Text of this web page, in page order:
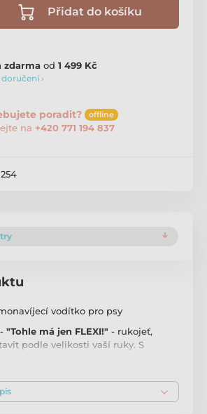
Přidat do košíku
zdarma od 1 499 Kč
›
poradit? offline
na +420 771 194 837
vodítko pro psy
"Tohle má jen FLEXI!" - rukojeť,
podle velikosti vaší ruky. S
a nově s
extra odolným páskem